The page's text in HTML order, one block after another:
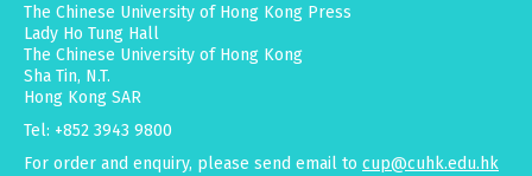
The Chinese University of Hong Kong Press
Lady Ho Tung Hall
The Chinese University of Hong Kong
Sha Tin, N.T.
Hong Kong SAR
Tel: +852 3943 9800
For order and enquiry, please send email to cup@cuhk.edu.hk